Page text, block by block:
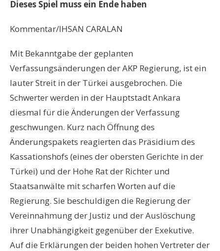
Dieses Spiel muss ein Ende haben
Kommentar/IHSAN CARALAN
Mit Bekanntgabe der geplanten
Verfassungsänderungen der AKP Regierung, ist ein
lauter Streit in der Türkei ausgebrochen. Die
Schwerter werden in der Hauptstadt Ankara
diesmal für die Änderungen der Verfassung
geschwungen. Kurz nach Öffnung des
Änderungspakets reagierten das Präsidium des
Kassationshofs (eines der obersten Gerichte in der
Türkei) und der Hohe Rat der Richter und
Staatsanwälte mit scharfen Worten auf die
Regierung. Sie beschuldigen die Regierung der
Vereinnahmung der Justiz und der Auslöschung
ihrer Unabhängigkeit gegenüber der Exekutive.
Auf die Erklärungen der beiden hohen Vertreter der